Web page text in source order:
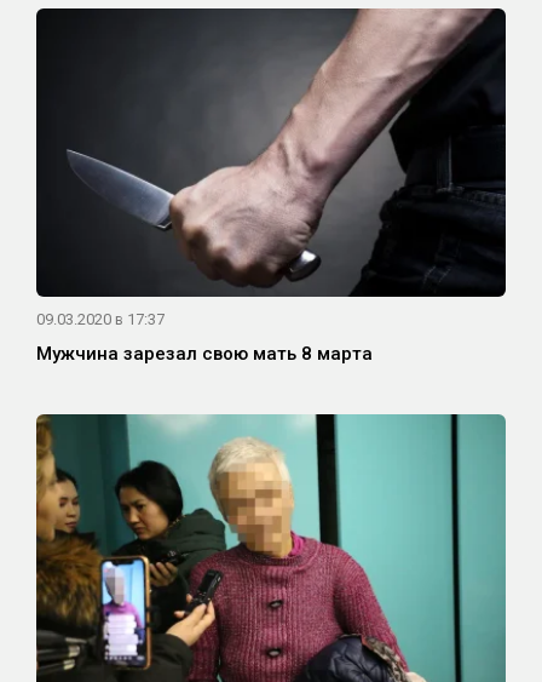
09.03.2020 в 17:37
Мужчина зарезал свою мать 8 марта